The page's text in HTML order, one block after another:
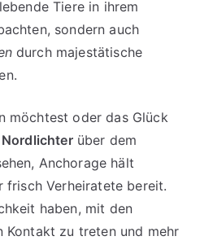
Tiere in ihrem
sondern auch
durch majestätische
möchtest oder das Glück
Nordlichterüber dem
Anchorage hält
frisch Verheiratete bereit.
haben, mit den
Kontakt zu treten und mehr